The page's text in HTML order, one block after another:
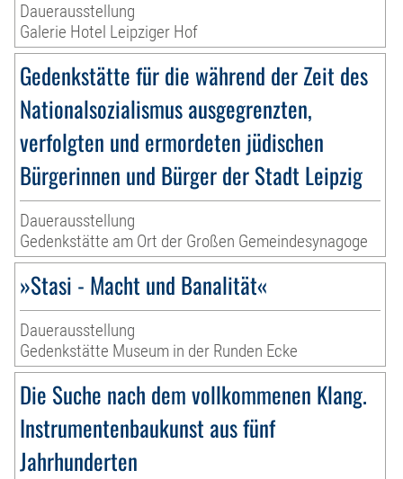
Dauerausstellung
Galerie Hotel Leipziger Hof
Gedenkstätte für die während der Zeit des
Nationalsozialismus ausgegrenzten,
verfolgten und ermordeten jüdischen
Bürgerinnen und Bürger der Stadt Leipzig
Dauerausstellung
Gedenkstätte am Ort der Großen Gemeindesynagoge
»Stasi - Macht und Banalität«
Dauerausstellung
Gedenkstätte Museum in der Runden Ecke
Die Suche nach dem vollkommenen Klang.
Instrumentenbaukunst aus fünf
Jahrhunderten